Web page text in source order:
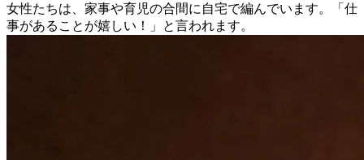
女性たちは、家事や育児の合間に自宅で編んでいます。「仕
事があることが嬉しい！」と言われます。